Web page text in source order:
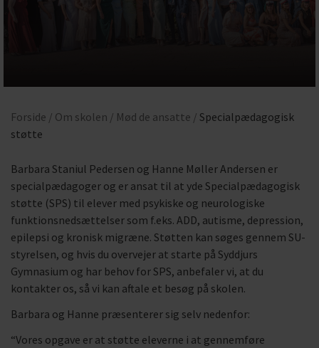
Forside / Om skolen / Mød de ansatte / Specialpædagogisk
støtte
Barbara Staniul Pedersen og Hanne Møller Andersen er
specialpædagoger og er ansat til at yde Specialpædagogisk
støtte (SPS) til elever med psykiske og neurologiske
funktionsnedsættelser som f.eks. ADD, autisme, depression,
epilepsi og kronisk migræne. Støtten kan søges gennem SU-
styrelsen, og hvis du overvejer at starte på Syddjurs
Gymnasium og har behov for SPS, anbefaler vi, at du
kontakter os, så vi kan aftale et besøg på skolen.
Barbara og Hanne præsenterer sig selv nedenfor:
“Vores opgave er at støtte eleverne i at gennemføre